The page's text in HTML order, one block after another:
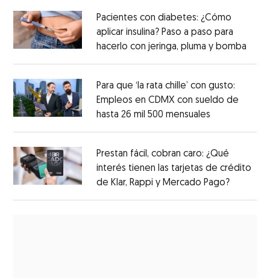
Pacientes con diabetes: ¿Cómo
aplicar insulina? Paso a paso para
hacerlo con jeringa, pluma y bomba
Para que ‘la rata chille’ con gusto:
Empleos en CDMX con sueldo de
hasta 26 mil 500 mensuales
Prestan fácil, cobran caro: ¿Qué
interés tienen las tarjetas de crédito
de Klar, Rappi y Mercado Pago?